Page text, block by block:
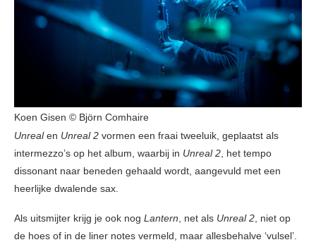
Koen Gisen © Björn Comhaire
Unrealen Unreal 2 vormen een fraai tweeluik, geplaatst als
intermezzo’s op het album, waarbij in Unreal 2, het tempo
dissonant naar beneden gehaald wordt, aangevuld met een
heerlijke dwalende sax.
Als uitsmijter krijg je ook nog Lantern, net als Unreal 2, niet op
de hoes of in de liner notes vermeld, maar allesbehalve ‘vulsel’.